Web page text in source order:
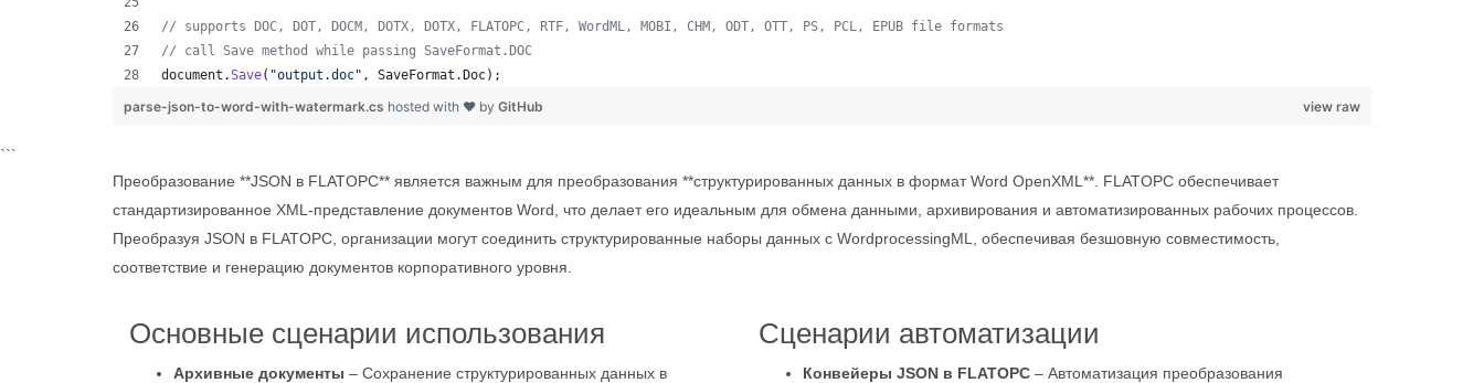
// supports DOC, DOT, DOCM, DOTX, DOTX, FLATOPC, RTF, WordML, MOBI, CHM, ODT, OTT, PS, PCL, EPUB file formats
// call Save method while passing SaveFormat.DOC
document .Save( "output.doc" , SaveFormat . Doc) ;
view raw
parse-json-to-word-with-watermark.cs hosted with ❤ by GitHub
```
Преобразование **JSON в FLATOPC** является важным для преобразования **структурированных данных в формат Word OpenXML**. FLATOPC обеспечивает
стандартизированное XML-представление документов Word, что делает его идеальным для обмена данными, архивирования и автоматизированных рабочих процессов.
Преобразуя JSON в FLATOPC, организации могут соединить структурированные наборы данных с WordprocessingML, обеспечивая безшовную совместимость,
соответствие и генерацию документов корпоративного уровня.
Основные сценарии использования
Архивные документы – Сохранение структурированных данных в
Сценарии автоматизации
Конвейеры JSON в FLATOPC – Автоматизация преобразования